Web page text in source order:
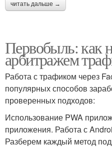
читать дальше →
Первобыль: как
арбитражем
Работа с трафиком через
популярных способов
проверенных подходов:
Использование PWA
приложения. Работа с
Разберем каждый метод